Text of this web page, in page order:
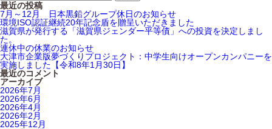
最近の投稿
7月～12月 日本黒鉛グループ休日のお知らせ
環境ISO認証継続20年記念盾を贈呈いただきました
滋賀県が発行する「滋賀県ジェンダー平等債」への投資を決定しまし
た。
連休中の休業のお知らせ
大津市企業版夢づくりプロジェクト：中学生向けオープンカンパニーを
実施しました【令和8年1月30日】
最近のコメント
アーカイブ
2026年7月
2026年6月
2026年4月
2026年2月
2025年12月